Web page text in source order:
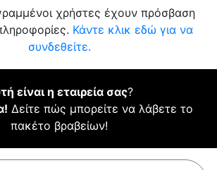
χρήστες έχουν πρόσβαση
Κάντε κλικ εδώ για να
συνδεθείτε.
είναι η εταιρεία σας?
Δείτε πώς μπορείτε να λάβετε το
πακέτο βραβείων!